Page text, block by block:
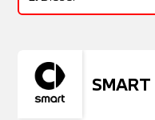
SMART
Usato